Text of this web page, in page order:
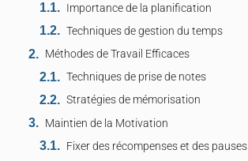
Importance de la planification
Techniques de gestion du temps
Méthodes de Travail Efficaces
Techniques de prise de notes
Stratégies de mémorisation
Maintien de la Motivation
Fixer des récompenses et des pauses